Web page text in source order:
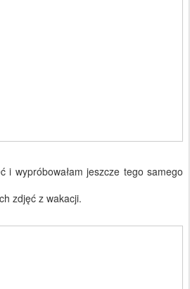
i wypróbowałam jeszcze tego samego
zdjęć z wakacji.